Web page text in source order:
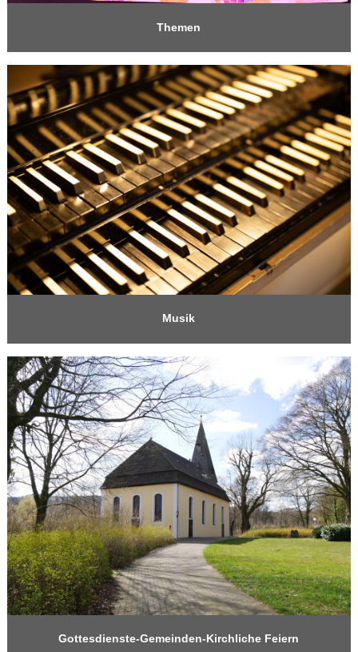
Themen
Musik
Gottesdienste-Gemeinden-Kirchliche Feiern